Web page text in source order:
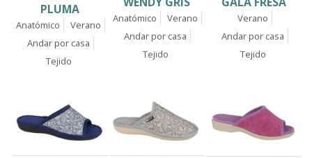
PLUMA
Anatómico
Verano
Andar por casa
Tejido
Anatómico
Verano
Andar por casa
Tejido
Verano
Andar por casa
Tejido